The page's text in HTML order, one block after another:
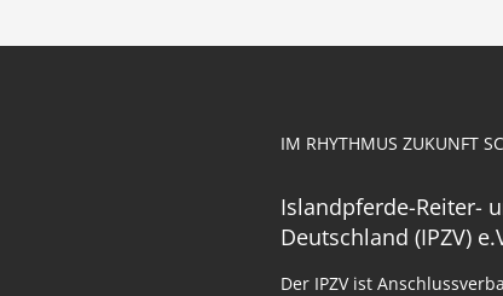
IM RHYTHMUS ZUKUNFT
Islandpferde-Reiter-
Deutschland (IPZV)
Der IPZV ist